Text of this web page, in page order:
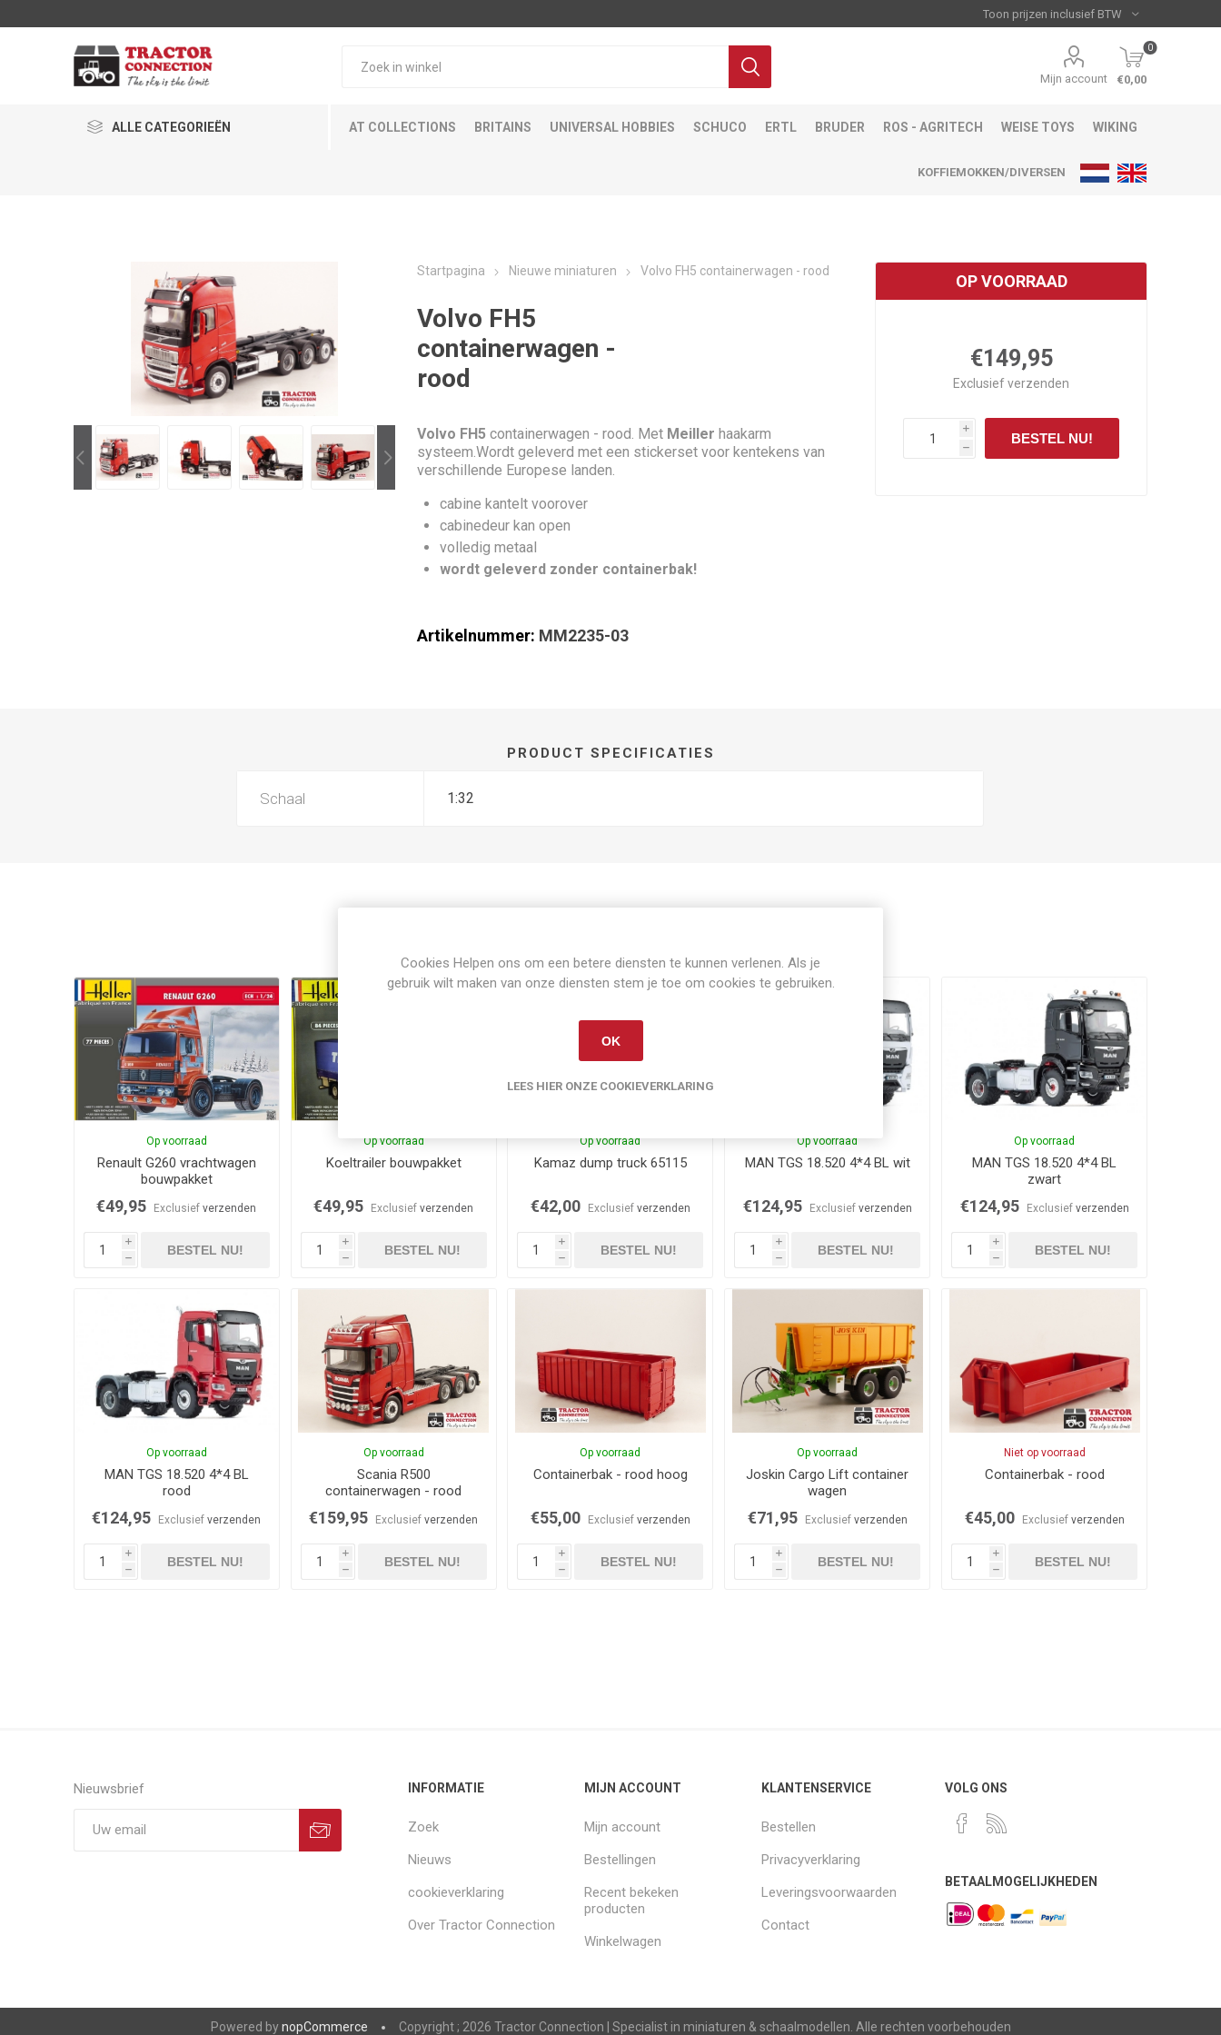
Mijn account
0
€0,00
ALLE CATEGORIEËN AT COLLECTIONS BRITAINS UNIVERSAL HOBBIES SCHUCO ERTL BRUDER ROS - AGRITECH WEISE TOYS WIKING
KOFFIEMOKKEN/DIVERSEN
Startpagina Nieuwe miniaturen Volvo FH5 containerwagen - rood
Volvo FH5
containerwagen -
rood
Volvo FH5 containerwagen - rood. Met Meiller haakarm
systeem.Wordt geleverd met een stickerset voor kentekens van
verschillende Europese landen.
cabine kantelt voorover
cabinedeur kan open
volledig metaal
wordt geleverd zonder containerbak!
Artikelnummer: MM2235-03
OP VOORRAAD
€149,95
Exclusiefverzenden
i
h
BESTEL NU!
PRODUCT SPECIFICATIES
Schaal 1:32
Op voorraad
Renault G260 vrachtwagen
bouwpakket
€49,95 Exclusiefverzenden
i
h
BESTEL NU!
Op voorraad
Koeltrailer bouwpakket
€49,95 Exclusiefverzenden
i
h
BESTEL NU!
Op voorraad
Kamaz dump truck 65115
€42,00 Exclusief verzenden
i
h
BESTEL NU!
Op voorraad
MAN TGS 18.520 4*4 BL wit
€124,95 Exclusief verzenden
i
h
BESTEL NU!
Op voorraad
MAN TGS 18.520 4*4 BL
zwart
€124,95 Exclusief verzenden
i
h
BESTEL NU!
Op voorraad
MAN TGS 18.520 4*4 BL
rood
€124,95 Exclusiefverzenden
i
h
BESTEL NU!
Op voorraad
Scania R500
containerwagen - rood
€159,95 Exclusiefverzenden
i
h
BESTEL NU!
Op voorraad
Containerbak - rood hoog
€55,00 Exclusief verzenden
i
h
BESTEL NU!
Op voorraad
Joskin Cargo Lift container
wagen
€71,95 Exclusief verzenden
i
h
BESTEL NU!
Niet op voorraad
Containerbak - rood
€45,00 Exclusief verzenden
i
h
BESTEL NU!
Nieuwsbrief INFORMATIE
Zoek
Nieuws
cookieverklaring
Over Tractor Connection
MIJN ACCOUNT
Mijn account
Bestellingen
Recent bekeken
producten
Winkelwagen
KLANTENSERVICE
Bestellen
Privacyverklaring
Leveringsvoorwaarden
Contact
VOLG ONS
BETAALMOGELIJKHEDEN
Powered bynopCommerce Copyright ; 2026 Tractor Connection | Specialist in miniaturen & schaalmodellen. Alle rechten voorbehouden
Cookies Helpen ons om een betere diensten te kunnen verlenen. Als je
gebruik wilt maken van onze diensten stem je toe om cookies te gebruiken.
OK
LEES HIER ONZE COOKIEVERKLARING